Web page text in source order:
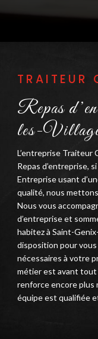
TRAITEUR
Repas
les-
L’entreprise Traiteur
Repas d’entreprise,
Entreprise usant
qualité, nous
Nous vous
d’entreprise et
habitez à Saint-
disposition pour
nécessaires à votre
métier est avant tout
renforce encore plus
équipe est qualifiée